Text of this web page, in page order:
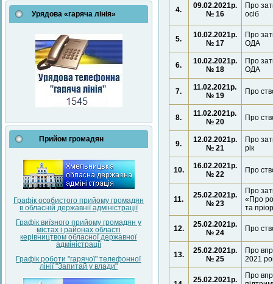
Урядова «гаряча лінія»
Прийом громадян
Графік особистого прийому громадян
в обласній державнії адміністрації
Графік виїзного прийому громадян у
містах і районах області
керівництвом обласної державної
адміністрації
Графік роботи "гарячої" телефонної
лінії "Запитай у влади"
4.
09.02.2021р.
№ 16
Про
осіб
5.
10.02.2021р.
№ 17
Про
ОДА
6.
10.02.2021р.
№ 18
Про
ОДА
7.
11.02.2021р.
№ 19
Про
8.
11.02.2021р.
№ 20
Про
9.
12.02.2021р.
№ 21
Про
рік
10.
16.02.2021р.
№ 22
Про
11.
25.02.2021р.
№ 23
Про
«Про
та
12.
25.02.2021р.
№ 24
Про
13.
25.02.2021р.
№ 25
Про
2021
25.02.2021р.
Про